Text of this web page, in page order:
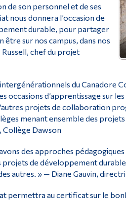
de son personnel et de ses
nous donnera l’occasion de
durable, pour partager
sur nos campus, dans nos
chef du projet
du Canadore
occasions d’apprentissage sur
projets de collaboration
menant ensemble des
Collège Dawson
des approches
de développement durable
autres. » — Diane Gauvin,
permettra au certificat sur le